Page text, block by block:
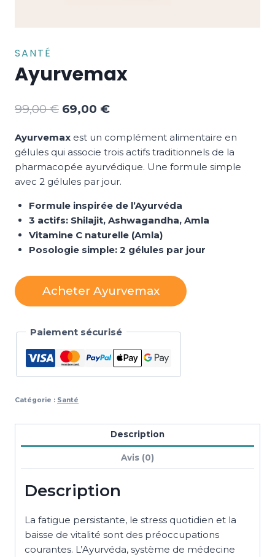
SANTÉ
Ayurvemax
99,00€ Le
initial
était :
99,00 €.
69,00 €Le
actuel
est :
69,00 €.
Ayurvemax est un complément alimentaire en
gélules qui associe trois actifs traditionnels de la
pharmacopée ayurvédique. Une formule simple
avec 2 gélules par jour.
Formule inspirée de l’Ayurvéda
3 actifs: Shilajit, Ashwagandha, Amla
Vitamine C naturelle (Amla)
Posologie simple: 2 gélules par jour
Acheter Ayurvemax
Paiement sécurisé
Catégorie : Santé
Description
Avis (0)
Description
La fatigue persistante, le stress quotidien et la
baisse de vitalité sont des préoccupations
courantes. L’Ayurvéda, système de médecine